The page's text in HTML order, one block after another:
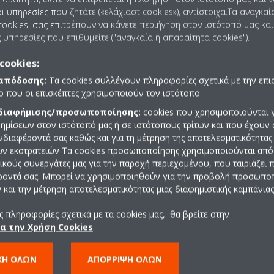
εστιάζει στην ανάπτυξη τεχνολογιών που μπορούν να
ενώ ταυτόχρονα αναπτύσσεται ως επιχείρηση. Ο Όμιλος
σε όλο τον κόσμο ως παγκόσμια εταιρεία που
αξίες για το περιβάλλον και μειώνοντας τις ανθρώπινες
ανάπτυξη βιώσιμων και εξαιρετικά αποδοτικών τεχνολογιών
από τις διαδικασίες παραγωγής.
Applied Europe προσεγγίζει την βιωσιμότητα εξασφαλίζοντας
τους και χρησιμοποιεί μόνο πιστοποιημένη πράσινη ενέργεια
η ελαχιστοποίηση των περιβαλλοντικών επιπτώσεων από τις
εφαρμοσμένο τομέα, όπως τα προϊόντα για τις οικιακές
απόδοση στην αγορά αναφορικά με την ενεργειακή
συνεχώς μαζί με τη δημιουργία ειδικής τεχνολογίας που
Daikin.
τύπου Daikin διαθέτει ένα προφίλ βελτιστοποιημένου
θέρμανσης του πλανήτη (ΔΘΠ) για την παροχή πολύ υψηλών
υπηρεσίες που ζητάτε («ελάχιαστ cookies»), αντίστοιχα.Τα
σας επιτρέπουν να κάνετε περιήγηση στον ιστότοπό μας
υπηρεσίες που επιθυμείτε ("αναγκαία ή απαραίτητα cookies").
Τα cookies συλλέγουν πληροφορίες σχετικά με την
που οι επισκέπτες χρησιμοποιούν τον ιστότοπο
προσωποποίησης: cookies που χρησιμοποιούνται
στον ιστότοπό μας ή σε ιστότοπους τρίτων και που έχουν
σας καθώς και για τη μέτρηση της
εκστρατειών Τα cookies προσωποποίησης χρησιμοποιούνται
συνεργάτες μας για την παροχή περιεχομένου, που ταιριάζει
σας. Μπορεί να χρησιμοποιηθούν για την προβολή
την μέτρηση αποτελεσματικότητας μιας διαφημιστικής καμπάνιας
πληροφορίες σχετικά με τα cookies μας, θα βρείτε στην
την Χρήση Cookies.
ΌΛΩΝ ΑΠΌΡΡΙΨΗ ΌΛΩΝ